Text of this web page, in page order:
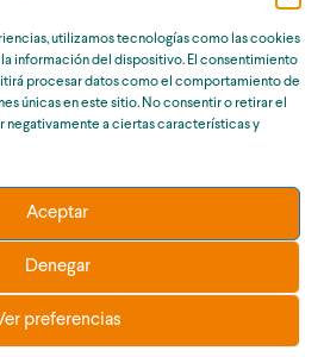
utilizamos tecnologías como las cookies
información del dispositivo. El consentimiento
procesar datos como el comportamiento de
únicas en este sitio. No consentir o retirar el
a ciertas características y
Aceptar
Denegar
preferencias
donde los sueños se hacen
realidad.”